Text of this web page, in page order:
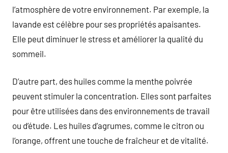
l’atmosphère de votre environnement. Par exemple, la
lavande est célèbre pour ses propriétés apaisantes.
Elle peut diminuer le stress et améliorer la qualité du
sommeil.
D’autre part, des huiles comme la menthe poivrée
peuvent stimuler la concentration. Elles sont parfaites
pour être utilisées dans des environnements de travail
ou d’étude. Les huiles d’agrumes, comme le citron ou
l’orange, offrent une touche de fraîcheur et de vitalité.